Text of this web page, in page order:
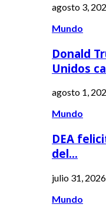
agosto 3,
Mundo
Donald
Unidos
agosto 1,
Mundo
DEA
del…
julio 31, 2026
Mundo